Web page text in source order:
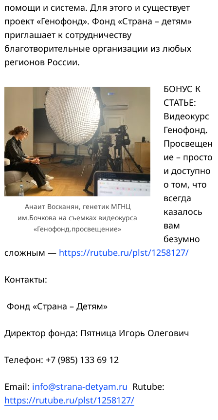
помощи и система. Для этого и существует
проект «Генофонд». Фонд «Страна – детям»
приглашает к сотрудничеству
благотворительные организации из любых
регионов России.
Анаит Восканян, генетик МГНЦ
им.Бочкова на съемках видеокурса
«Генофонд.просвещение»
БОНУС К
СТАТЬЕ:
Видеокурс
Генофонд.
Просвещен
ие – просто
и доступно
о том, что
всегда
казалось
вам
безумно
сложным — https://rutube.ru/plst/1258127/
Контакты:
Фонд «Страна – Детям»
Директор фонда: Пятница Игорь Олегович
Телефон: +7 (985) 133 69 12
Email: info@strana-detyam.ru Rutube:
https://rutube.ru/plst/1258127/